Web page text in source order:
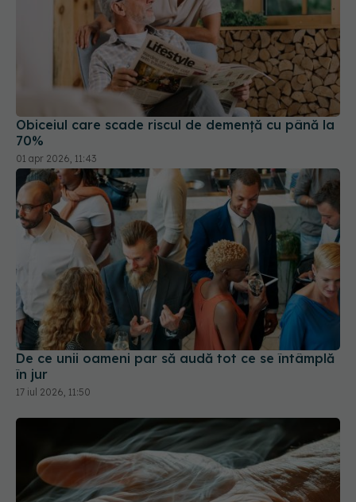
Obiceiul care scade riscul de demență cu până la
70%
01 apr 2026, 11:43
De ce unii oameni par să audă tot ce se întâmplă
în jur
17 iul 2026, 11:50